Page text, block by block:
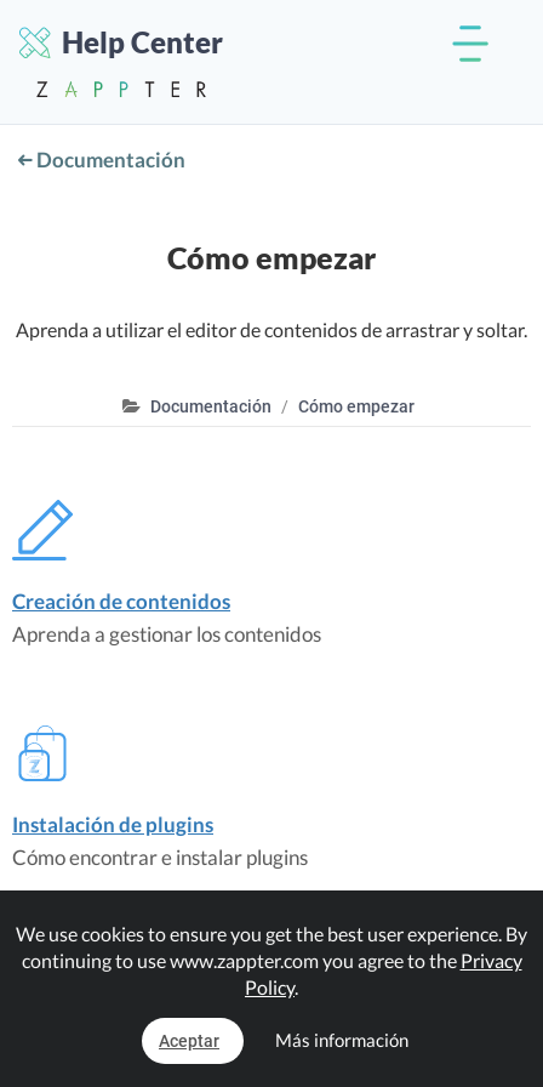
Help Center
Documentación
Cómo empezar
Aprenda a utilizar el editor de contenidos de arrastrar y soltar.
Documentación Cómo empezar
Creación de contenidos
Aprenda a gestionar los contenidos
Instalación de plugins
Cómo encontrar e instalar plugins
Personalización de la barra superior
We use cookies to ensure you get the best user experience. By
continuing to use www.zappter.com you agree to the Privacy
Policy.
Aceptar Más información